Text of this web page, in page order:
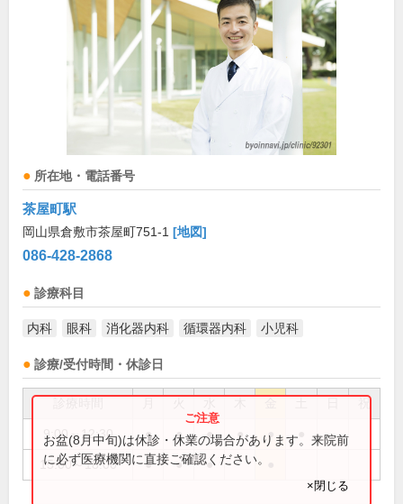
所在地・電話番号
茶屋町駅
岡山県倉敷市茶屋町751-1 [地図]
086-428-2868
診療科目
内科 眼科 消化器内科 循環器内科 小児科
診療/受付時間・休診日
祝
9:00～12:30 ● ● ● ● ●
15:00～18:00 ● ● ●
お盆(8月中旬)は休診・休業の場合があります。来院前
に必ず医療機関に直接ご確認ください。
×閉じる